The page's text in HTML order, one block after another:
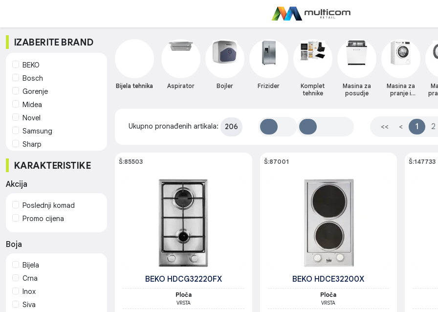
IZABERITE BRAND
BEKO
Bosch
Gorenje
Midea
Novel
Samsung
Sharp
Vivax
Whirlpool
KARAKTERISTIKE
Akcija
Poslednji komad
Promo cijena
Boja
Bijela
Crna
Inox
Siva
Bijela tehnika Aspirator Bojler Frizider
Komplet
tehnike
Masina za
posudje
Masina za
pranje i
Ukupno pronađenih artikala: 206 << < 1 2
Š:85503
BEKO HDCG32220FX
Ploča
VRSTA
Š:87001
BEKO HDCE32200X
Ploča
VRSTA
Š:147733